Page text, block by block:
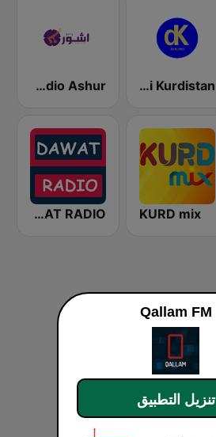
Dangi Kurdistan Radio Ashur راديو أشور ܦܪܵܣ ܩܵܠܵܐ ܕܐܵܫܘܿܪ
KURD mix
DAWAT RADIO
Qallam FM
تنزيل التطبيق